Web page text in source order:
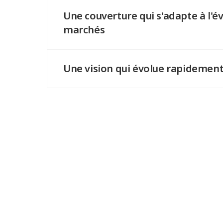
Une couverture qui s'adapte à
marchés
comportements ne nécessitent pas de
Une vision qui évolue rapidement